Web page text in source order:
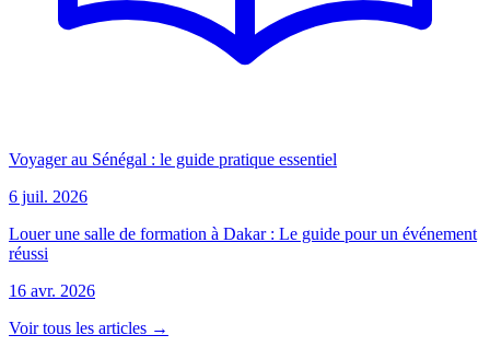
Voyager au Sénégal : le guide pratique essentiel
6 juil. 2026
Louer une salle de formation à Dakar : Le guide pour un événement
réussi
16 avr. 2026
Voir tous les articles →